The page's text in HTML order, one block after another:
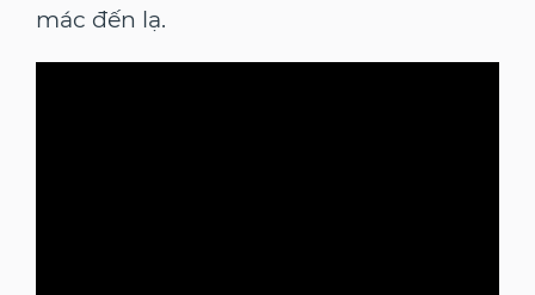
mác đến lạ.